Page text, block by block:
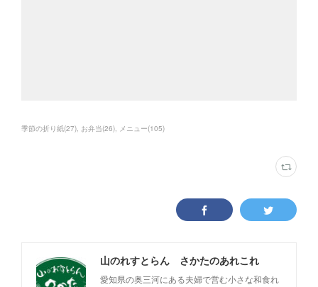
季節の折り紙(27) お弁当(26) メニュー(105)
山のれすとらん さかたのあれこれ
愛知県の奥三河にある夫婦で営む小さな和食れ